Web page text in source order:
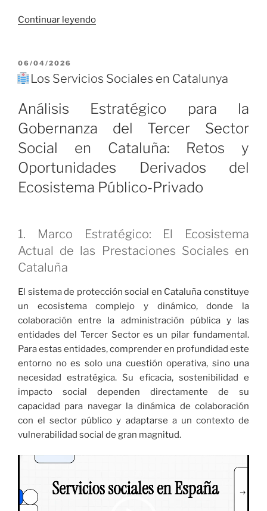
Continuar leyendo«
Mundiales
2026:
Mercados
Tendencias
Estratégicas»
PUBLICADO
EL
06/04/2026
Los Servicios Sociales en Catalunya
Análisis Estratégico para la
Gobernanza del Tercer Sector
Social en Cataluña: Retos y
Oportunidades Derivados del
Ecosistema Público-Privado
1. Marco Estratégico: El Ecosistema
Actual de las Prestaciones Sociales en
Cataluña
El sistema de protección social en Cataluña constituye
un ecosistema complejo y dinámico, donde la
colaboración entre la administración pública y las
entidades del Tercer Sector es un pilar fundamental.
Para estas entidades, comprender en profundidad este
entorno no es solo una cuestión operativa, sino una
necesidad estratégica. Su eficacia, sostenibilidad e
impacto social dependen directamente de su
capacidad para navegar la dinámica de colaboración
con el sector público y adaptarse a un contexto de
vulnerabilidad social de gran magnitud.
Reproductor
vídeo